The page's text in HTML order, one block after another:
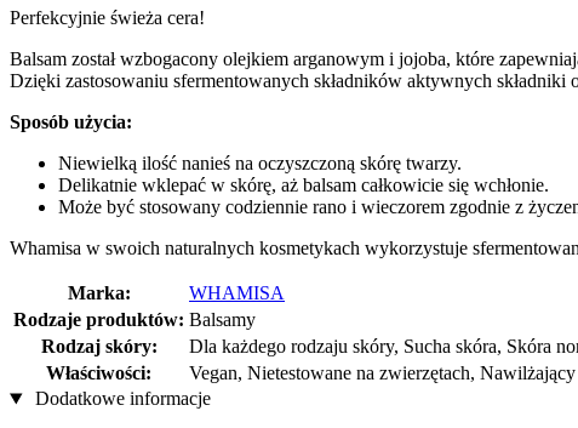
Perfekcyjnie świeża cera!
Balsam został wzbogacony olejkiem arganowym i jojoba, które
Dzięki zastosowaniu sfermentowanych składników aktywnych
Sposób użycia:
Niewielką ilość nanieś na oczyszczoną skórę twarzy.
Delikatnie wklepać w skórę, aż balsam całkowicie się wchłonie.
Może być stosowany codziennie rano i wieczorem zgodnie z
Whamisa w swoich naturalnych kosmetykach wykorzystuje
Marka:
WHAMISA
Rodzaje produktów: Balsamy
Rodzaj skóry:
Dla każdego rodzaju skóry, Sucha skóra, Skóra
Właściwości:
Vegan, Nietestowane na zwierzętach, Nawilżający
Dodatkowe informacje